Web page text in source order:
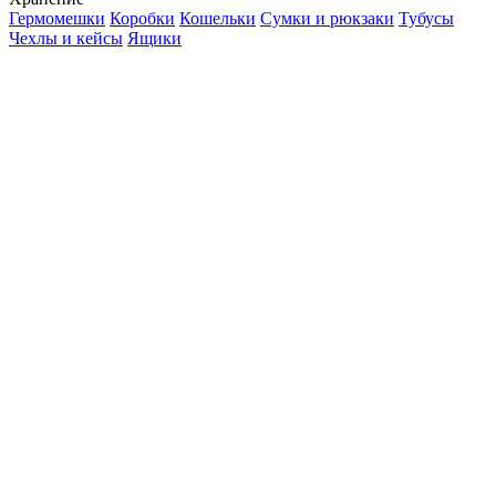
Гермомешки Коробки Кошельки Сумки и рюкзаки Тубусы
Чехлы и кейсы Ящики